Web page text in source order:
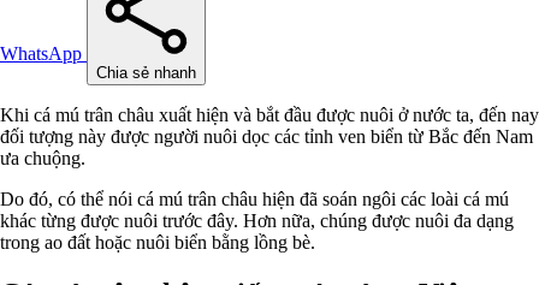
WhatsApp
Chia sẻ nhanh
Khi cá mú trân châu xuất hiện và bắt đầu được nuôi ở nước ta, đến nay
đối tượng này được người nuôi dọc các tỉnh ven biển từ Bắc đến Nam
ưa chuộng.
Do đó, có thể nói cá mú trân châu hiện đã soán ngôi các loài cá mú
khác từng được nuôi trước đây. Hơn nữa, chúng được nuôi đa dạng
trong ao đất hoặc nuôi biển bằng lồng bè.